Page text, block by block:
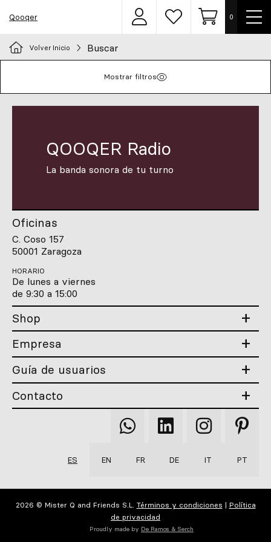
Qooqer
Elige tu uniforme
Chef
Personalizado
Inspírate
Buscar
Área
Lista
Carrito
0
ES EN FR DE IT PT
menú
Volver Inicio Buscar
Mostrar filtros
QOOQER Radio
La banda sonora de tu turno
Oficinas
C. Coso 157
50001 Zaragoza
HORARIO
De lunes a viernes
de 9:30 a 15:00
Shop
Empresa
Guía de usuarios
Contacto
Qooqer
WhatsApp
Qooqer
Linkedin
Qooqer
Instagram
Qooqer
ES EN FR DE IT PT
2026 © Mister Q and Friends S.L. Términos y condiciones | Política
de privacidad
Proudly made by De Ramos & Serch